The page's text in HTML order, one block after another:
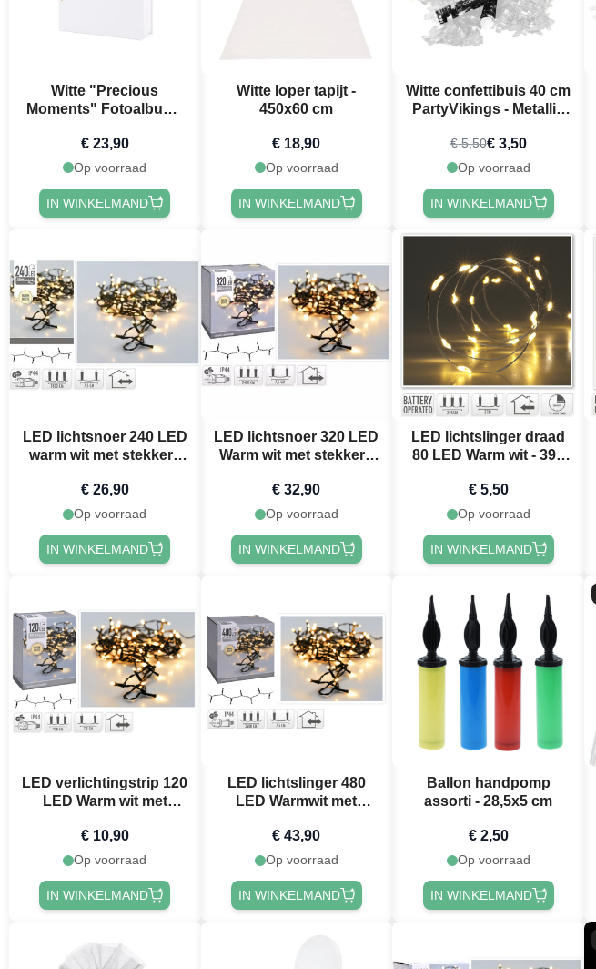
Witte "Precious
Moments" Fotoalbum -
€ 23,90
Op voorraad
IN WINKELMAND
Witte loper tapijt -
450x60 cm
€ 18,90
Op voorraad
IN WINKELMAND
Witte confettibuis 40 cm
PartyVikings - Metallic
€ 5,50€ 3,50
Op voorraad
IN WINKELMAND
LED lichtsnoer 240 LED
warm wit met stekker -
€ 26,90
Op voorraad
IN WINKELMAND
LED lichtsnoer 320 LED
Warm wit met stekker -
€ 32,90
Op voorraad
IN WINKELMAND
LED lichtslinger draad
80 LED Warm wit - 395
€ 5,50
Op voorraad
IN WINKELMAND
LED verlichtingstrip 120
LED Warm wit met
€ 10,90
Op voorraad
IN WINKELMAND
LED lichtslinger 480
LED Warmwit met
€ 43,90
Op voorraad
IN WINKELMAND
Ballon handpomp
assorti - 28,5x5 cm
€ 2,50
Op voorraad
IN WINKELMAND